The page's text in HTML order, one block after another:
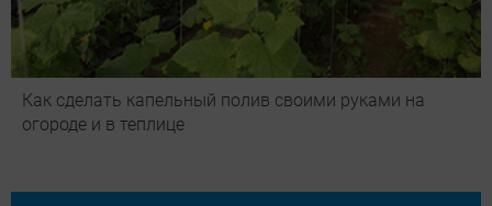
Как сделать капельный полив своими руками на
огороде и в теплице